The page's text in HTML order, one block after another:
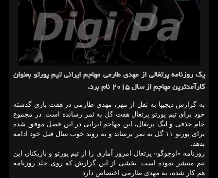
یک روزنامه پرتغالی از مهدی طارمی مهاجم ایرانی تیم پورتو بعنوان
کارآمدترین مهاجم از سال ۲۰۱۵ نام برد.
به گزارش دیجیپا به نقل از مهر، مهدی طارمی در هفت بازی گذشته
خود برای تیم پورتو پرتغال هفت گل به ثمر رسانده است. در مجموع
جام حذفی و لیگ پرتغال، این مهاجم ایرانی در این فصل موفق شده
برای پورتو ۱۱ گل به ثمر برساند و به روند خوب سال قبل خود ادامه
بدهد.
روزنامه «اوجوگو» پرتغال امروز آماری را از تیم پورتو و بازیکنان این
تیم منتشر نموده است. بخشی از این گزارش که روی جلد روزنامه
هم کار شده، به مهدی طارمی اختصاص دارد.